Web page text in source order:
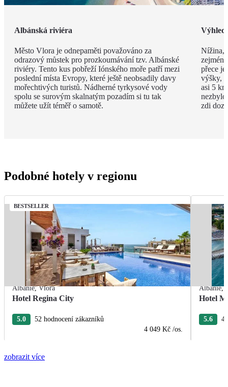
Albánská riviéra
Město Vlora je odnepaměti považováno za
odrazový můstek pro prozkoumávání tzv. Albánské
riviéry. Tento kus pobřeží Iónského moře patří mezi
poslední místa Evropy, které ještě neobsadily davy
mořechtivých turistů. Nádherné tyrkysové vody
spolu se surovým skalnatým pozadím si tu tak
můžete užít téměř o samotě.
Výhled
Nížina,
přece
výšky,
asi 5
zdi
Podobné hotely v regionu
BESTSELLER
Albánie,Vlora
Hotel Regina City
5.0
52 hodnocení zákazníků
4 049 Kč /os.
Albánie,
Hotel
5.6
zobrazit více